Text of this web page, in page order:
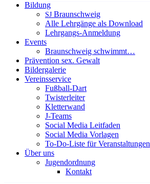
Bildung
SJ Braunschweig
Alle Lehrgänge als Download
Lehrgangs-Anmeldung
Events
Braunschweig schwimmt…
Prävention sex. Gewalt
Bildergalerie
Vereinsservice
Fußball-Dart
Twisterleiter
Kletterwand
J‑Teams
Social Media Leitfaden
Social Media Vorlagen
To-Do-Liste für Veranstaltungen
Über uns
Jugendordnung
Kontakt